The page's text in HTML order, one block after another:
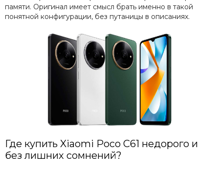
памяти. Оригинал имеет смысл брать именно в такой
понятной конфигурации, без путаницы в описаниях.
Где купить Xiaomi Poco C61 недорого и
без лишних сомнений?